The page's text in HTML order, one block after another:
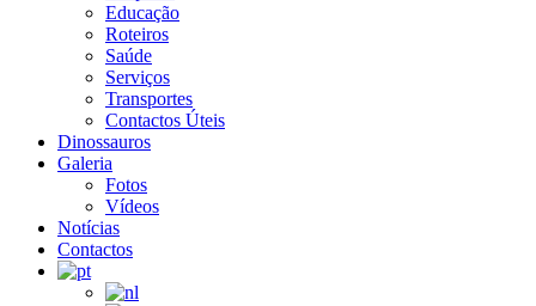
Educação
Roteiros
Saúde
Serviços
Transportes
Contactos Úteis
Dinossauros
Galeria
Fotos
Vídeos
Notícias
Contactos